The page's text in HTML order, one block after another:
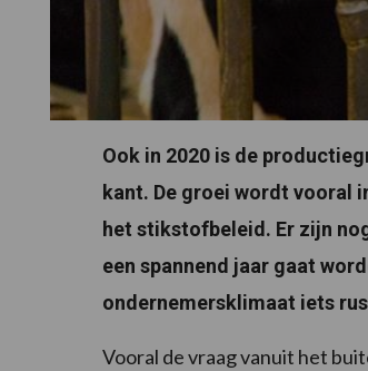
Ook in 2020 is de productieg
kant. De groei wordt vooral
het stikstofbeleid. Er zijn
een spannend jaar gaat
ondernemersklimaat iets
Vooral de vraag vanuit het